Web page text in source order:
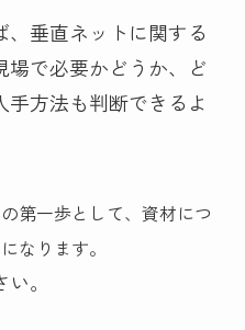
、垂直ネットに関する
で必要かどうか、ど
手方法も判断できるよ
第一歩として、資材につ
なります。
。